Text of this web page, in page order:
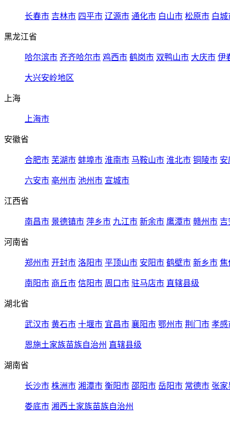
长春市 吉林市 四平市 辽源市 通化市 白山市 松原市 白城
黑龙江省
哈尔滨市 齐齐哈尔市 鸡西市 鹤岗市 双鸭山市 大庆市 伊
大兴安岭地区
上海
上海市
安徽省
合肥市 芜湖市 蚌埠市 淮南市 马鞍山市 淮北市 铜陵市 安
六安市 亳州市 池州市 宣城市
江西省
南昌市 景德镇市 萍乡市 九江市 新余市 鹰潭市 赣州市 吉
河南省
郑州市 开封市 洛阳市 平顶山市 安阳市 鹤壁市 新乡市 焦
南阳市 商丘市 信阳市 周口市 驻马店市 直辖县级
湖北省
武汉市 黄石市 十堰市 宜昌市 襄阳市 鄂州市 荆门市 孝感
恩施土家族苗族自治州 直辖县级
湖南省
长沙市 株洲市 湘潭市 衡阳市 邵阳市 岳阳市 常德市 张家
娄底市 湘西土家族苗族自治州